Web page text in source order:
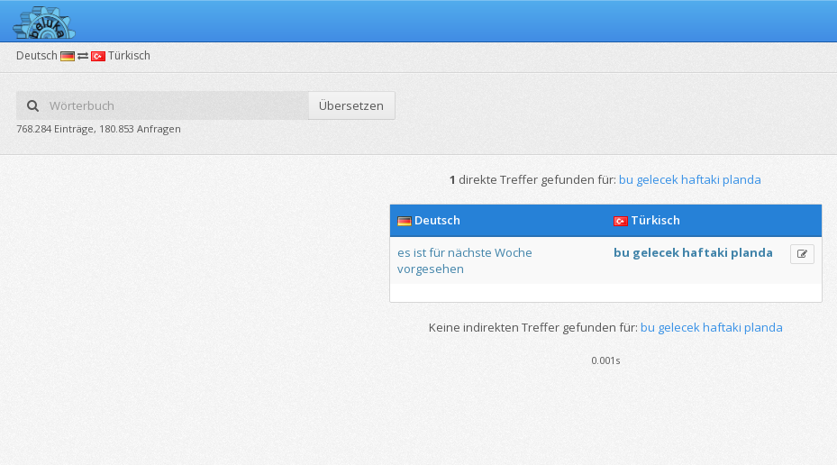
Deutsch Türkisch
Übersetzen
768.284 Einträge, 180.853 Anfragen
1 direkte Treffer gefunden für: bu gelecek haftaki planda
Deutsch
Türkisch
es istfürnächste Woche
vorgesehen
bu gelecek haftaki planda
Keine indirekten Treffer gefunden für: bu gelecek haftaki planda
0.001s